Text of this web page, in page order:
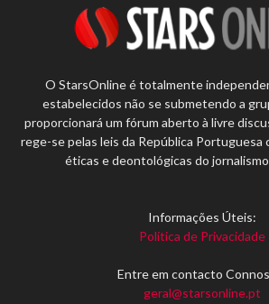
O StarsOnline é totalmente
estabelecidos não se submetendo a
proporcionará um fórum aberto à livre
rege-se pelas leis da República Portuguesa
éticas e deontológicas do
Informações Úteis:
Política de Privacidade
Entre em contacto
geral@starsonline.pt